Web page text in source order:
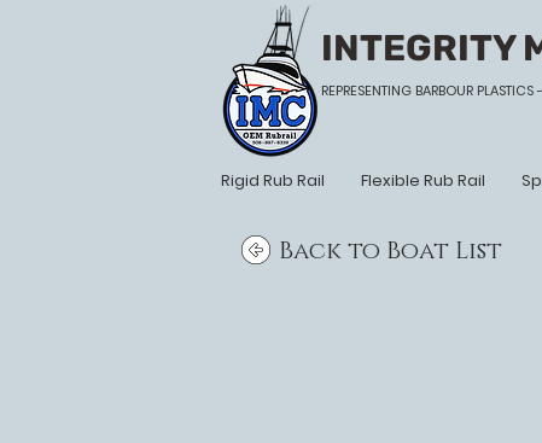
INTEGRITY
REPRESENTING BARBOUR PLASTICS
Rigid Rub Rail Flexible Rub Rail
Back to Boat List